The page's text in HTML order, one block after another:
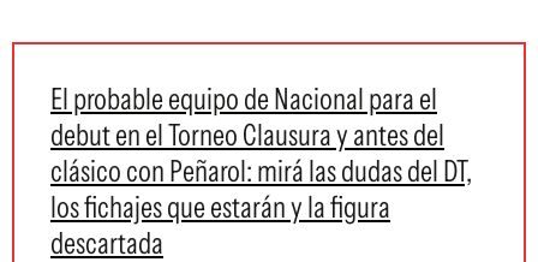
El probable equipo de Nacional para el
debut en el Torneo Clausura y antes del
clásico con Peñarol: mirá las dudas del DT,
los fichajes que estarán y la figura
descartada